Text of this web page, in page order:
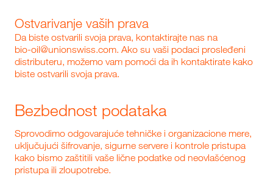
Ostvarivanje vaših prava
Da biste ostvarili svoja prava, kontaktirajte nas na
bio-oil@unionswiss.com. Ako su vaši podaci prosleđeni
distributeru, možemo vam pomoći da ih kontaktirate kako
biste ostvarili svoja prava.
Bezbednost podataka
Sprovodimo odgovarajuće tehničke i organizacione mere,
uključujući šifrovanje, sigurne servere i kontrole pristupa
kako bismo zaštitili vaše lične podatke od neovlašćenog
pristupa ili zloupotrebe.